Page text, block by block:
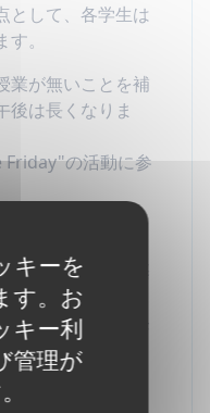
として、各学生は
。
業が無いことを補
後は長くなりま
Friday"の活動に参
ケーション、基
彙の構築、リス
クラブ会話＆発
キーを
す。お
キー利
管理が